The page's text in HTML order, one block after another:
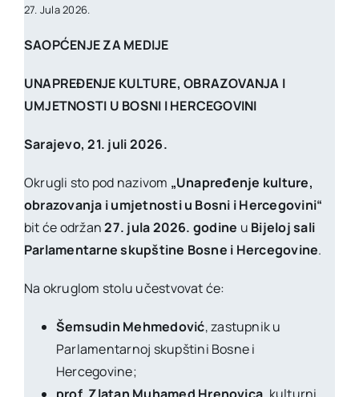
27. Jula 2026.
SAOPĆENJE ZA MEDIJE
UNAPREĐENJE KULTURE, OBRAZOVANJA I
UMJETNOSTI U BOSNI I HERCEGOVINI
Sarajevo, 21. juli 2026.
Okrugli sto pod nazivom „Unapređenje kulture,
obrazovanja i umjetnosti u Bosni i Hercegovini“
bit će održan27. jula 2026. godine u Bijeloj sali
Parlamentarne skupštine Bosne i Hercegovine.
Na okruglom stolu učestvovat će:
Šemsudin Mehmedović, zastupnik u
Parlamentarnoj skupštini Bosne i
Hercegovine;